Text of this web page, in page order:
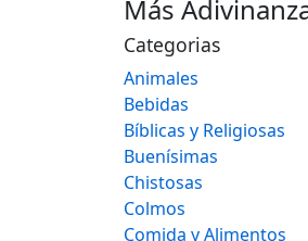
Más
Categorias
Animales
Bebidas
Bíblicas y Religiosas
Buenísimas
Chistosas
Colmos
Comida y Alimentos